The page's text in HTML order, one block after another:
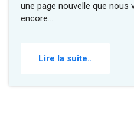
une page nouvelle que
encore…
Lire la suite..